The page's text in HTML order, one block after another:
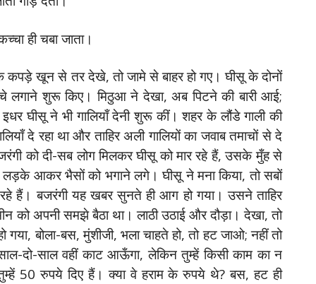
ही चबा जाता।
कपड़े खून से तर देखे, तो जामे से बाहर हो गए। घीसू के दोनों
लगाने शुरू किए। मिठुआ ने देखा, अब पिटने की बारी आई;
इधर घीसू ने भी गालियाँ देनी शुरू कीं। शहर के लौंडे गाली की
दे रहा था और ताहिर अली गालियों का जवाब तमाचों से दे
को दी-सब लोग मिलकर घीसू को मार रहे हैं, उसके मुँह से
लड़के आकर भैसों को भगाने लगे। घीसू ने मना किया, तो सबों
हैं। बजरंगी यह खबर सुनते ही आग हो गया। उसने ताहिर
अपनी समझे बैठा था। लाठी उठाई और दौड़ा। देखा, तो
गया, बोला-बस, मुंशीजी, भला चाहते हो, तो हट जाओ; नहीं तो
दो-साल वहीं काट आऊँगा, लेकिन तुम्हें किसी काम का न
50 रुपये दिए हैं। क्या वे हराम के रुपये थे? बस, हट ही